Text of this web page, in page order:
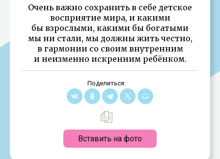
Очень важно сохранить в себе детское
восприятие мира, и какими
бы взрослыми, какими бы богатыми
мы ни стали, мы должны жить честно,
в гармонии со своим внутренним
и неизменно искренним ребёнком.
Поделиться:
Вставить на фото